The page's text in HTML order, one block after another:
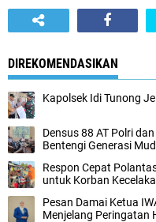
DIREKOMENDASIKAN
Kapolsek Idi Tunong
Densus 88 AT Polri
Bentengi Generasi
Respon Cepat
untuk Korban
‎Pesan Damai Ketua
Menjelang Peringatan